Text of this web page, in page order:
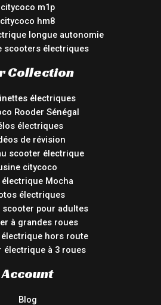
citycoco m1p
citycoco hm8
longue autonomie
scooters électriques
Collection
électriques
Rooder Sénégal
électriques
de révision
scooter électrique
citycoco
électrique Mocha
électriques
scooter pour adultes
à grandes roues
hors route
électrique à 3 roues
Account
Blog